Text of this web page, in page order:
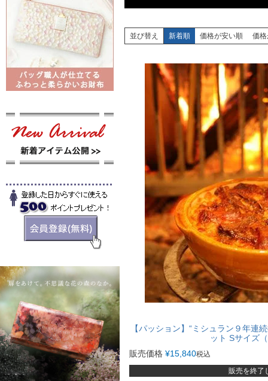
並び替え 新着順 価格が安い順 価
【パッション】“ミシュラン９年連
ット Sサイズ
販売価格 ¥15,840税込
販売を終了